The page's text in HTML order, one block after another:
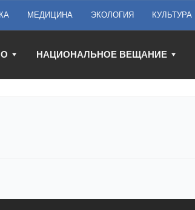
МЕДИЦИНА ЭКОЛОГИЯ КУЛЬТУРА
НАЦИОНАЛЬНОЕ ВЕЩАНИЕ